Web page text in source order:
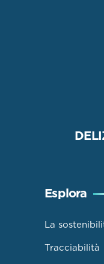
Esplora
La
Tracciabilità